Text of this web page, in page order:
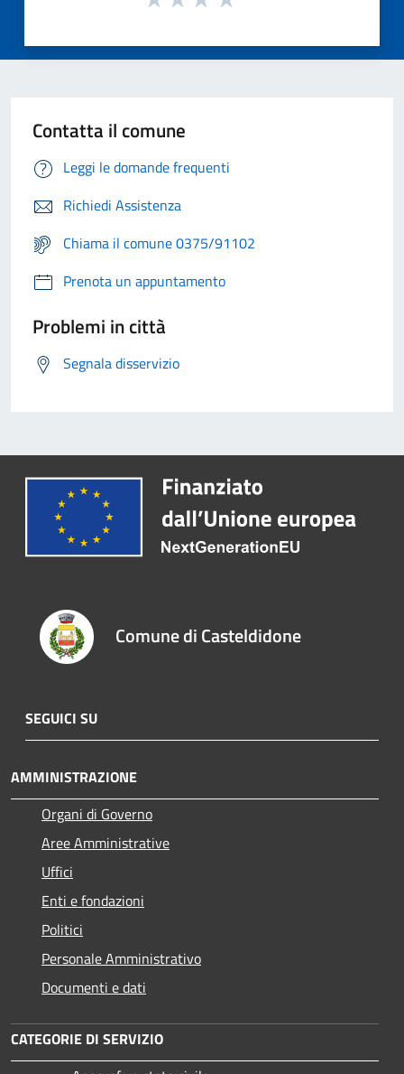
Contatta il comune
Leggi le domande frequenti
Richiedi Assistenza
Chiama il comune 0375/91102
Prenota un appuntamento
Problemi in città
Segnala disservizio
Comune di Casteldidone
SEGUICI SU
AMMINISTRAZIONE
Organi di Governo
Aree Amministrative
Uffici
Enti e fondazioni
Politici
Personale Amministrativo
Documenti e dati
CATEGORIE DI SERVIZIO